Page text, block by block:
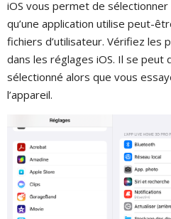
iOS vous permet de
qu’une application utilise peut-
fichiers d’utilisateur. Vérifiez les
dans les réglages iOS. Il se peut
sélectionné alors que vous
l’appareil.